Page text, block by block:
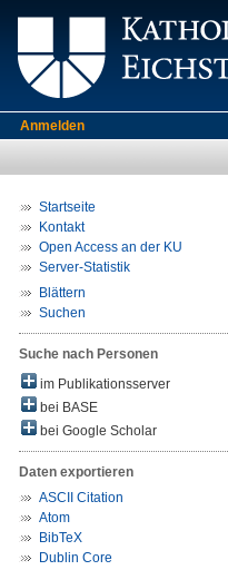
Anmelden
Startseite
Kontakt
Open Access an der KU
Server-Statistik
Blättern
Suchen
Suche nach Personen
im Publikationsserver
bei BASE
bei Google Scholar
Daten exportieren
ASCII Citation
Atom
BibTeX
Dublin Core